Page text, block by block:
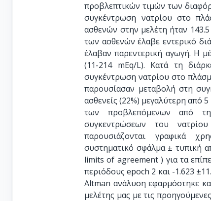
προβλεπτικών τιμών των
συγκέντρωση νατρίου στο
ασθενών στην μελέτη ήταν
των ασθενών έλαβε εντερικό
έλαβαν παρεντερική αγωγή. Η
(11-214 mEq/L). Κατά τη
συγκέντρωση νατρίου στο
παρουσίασαν μεταβολή στη
ασθενείς (22%) μεγαλύτερη από
των προβλεπόμενων από
συγκεντρώσεων του
παρουσιάζονται γραφικά
συστηματικό σφάλμα ± τυπική
limits of agreement ) για τα
περιόδους epoch 2 και -1.623
Altman ανάλυση εφαρμόστηκε
μελέτης μας με τις